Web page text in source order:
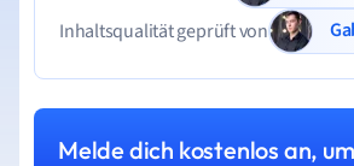
Inhaltsqualität geprüft von
Melde dich kostenlos an, um